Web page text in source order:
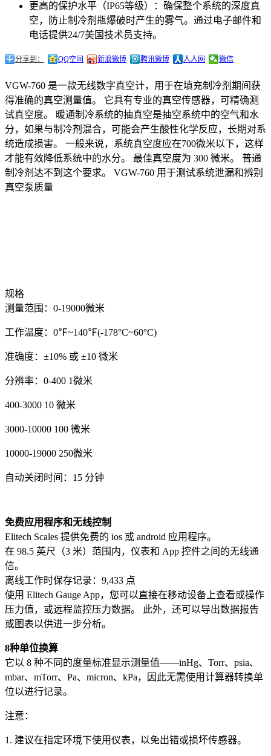
更高的保护水平（IP65等级）：确保整个系统的深度真
空，防止制冷剂瓶爆破时产生的雾气。通过电子邮件和
电话提供24/7美国技术员支持。
分享到： QQ空间 新浪微博 腾讯微博 人人网 微信
VGW-760 是一款无线数字真空计，用于在填充制冷剂期间获
得准确的真空测量值。 它具有专业的真空传感器，可精确测
试真空度。 暖通制冷系统的抽真空是抽空系统中的空气和水
分，如果与制冷剂混合，可能会产生酸性化学反应，长期对系
统造成损害。 一般来说，系统真空度应在700微米以下，这样
才能有效降低系统中的水分。 最佳真空度为 300 微米。 普通
制冷剂达不到这个要求。 VGW-760 用于测试系统泄漏和辨别
真空泵质量
规格
测量范围：0-19000微米
工作温度：0℉~140℉(-178°C~60°C)
准确度：±10% 或 ±10 微米
分辨率：0-400 1微米
400-3000 10 微米
3000-10000 100 微米
10000-19000 250微米
自动关闭时间：15 分钟
免费应用程序和无线控制
Elitech Scales 提供免费的 ios 或 android 应用程序。
在 98.5 英尺（3 米）范围内，仪表和 App 控件之间的无线通
信。
离线工作时保存记录：9,433 点
使用 Elitech Gauge App，您可以直接在移动设备上查看或操作
压力值，或远程监控压力数据。 此外，还可以导出数据报告
或图表以供进一步分析。
8种单位换算
它以 8 种不同的度量标准显示测量值——inHg、Torr、psia、
mbar、mTorr、Pa、micron、kPa，因此无需使用计算器转换单
位以进行记录。
注意：
1. 建议在指定环境下使用仪表，以免出错或损坏传感器。